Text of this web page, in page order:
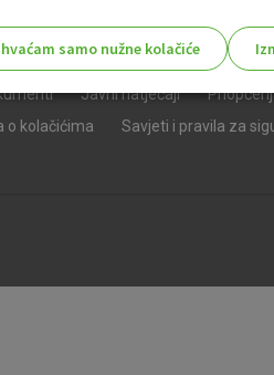
Javni natječaji
o kolačićima
Savjeti i pravila za
samo nužne kolačiće